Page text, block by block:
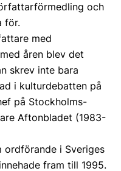
och
för.
med
åren blev det
skrev inte bara
i kulturdebatten på
på Stockholms-
Aftonbladet (1983-
ordförande i Sveriges
fram till 1995.